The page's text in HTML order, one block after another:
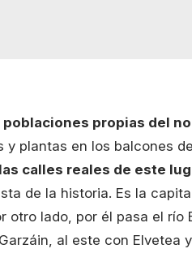
poblaciones propias del
plantas en los balcones
calles reales de este
de la historia. Es la
otro lado, por él pasa el río
al este con Elvetea